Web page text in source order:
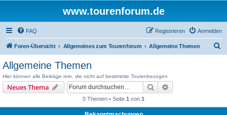
www.tourenforum.de
FAQ Anmelden
Registrieren
Foren-Übersicht Allgemeines zum Tourenforum Allgemeine Themen
Allgemeine Themen
Hier können alle Beiträge rein, die nicht auf bestimmte Tourenbezogen
Neues Thema Suche
0 Themen • Seite 1 von 1